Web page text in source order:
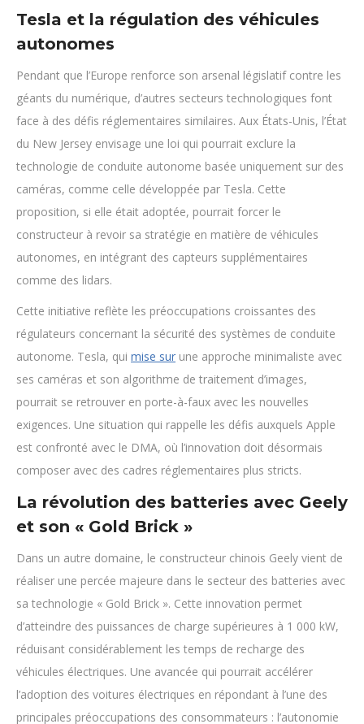
Tesla et la régulation des véhicules
autonomes
Pendant que l’Europe renforce son arsenal législatif contre les
géants du numérique, d’autres secteurs technologiques font
face à des défis réglementaires similaires. Aux États-Unis, l’État
du New Jersey envisage une loi qui pourrait exclure la
technologie de conduite autonome basée uniquement sur des
caméras, comme celle développée par Tesla. Cette
proposition, si elle était adoptée, pourrait forcer le
constructeur à revoir sa stratégie en matière de véhicules
autonomes, en intégrant des capteurs supplémentaires
comme des lidars.
Cette initiative reflète les préoccupations croissantes des
régulateurs concernant la sécurité des systèmes de conduite
autonome. Tesla, qui mise sur une approche minimaliste avec
ses caméras et son algorithme de traitement d’images,
pourrait se retrouver en porte-à-faux avec les nouvelles
exigences. Une situation qui rappelle les défis auxquels Apple
est confronté avec le DMA, où l’innovation doit désormais
composer avec des cadres réglementaires plus stricts.
La révolution des batteries avec Geely
et son « Gold Brick »
Dans un autre domaine, le constructeur chinois Geely vient de
réaliser une percée majeure dans le secteur des batteries avec
sa technologie « Gold Brick ». Cette innovation permet
d’atteindre des puissances de charge supérieures à 1 000 kW,
réduisant considérablement les temps de recharge des
véhicules électriques. Une avancée qui pourrait accélérer
l’adoption des voitures électriques en répondant à l’une des
principales préoccupations des consommateurs : l’autonomie